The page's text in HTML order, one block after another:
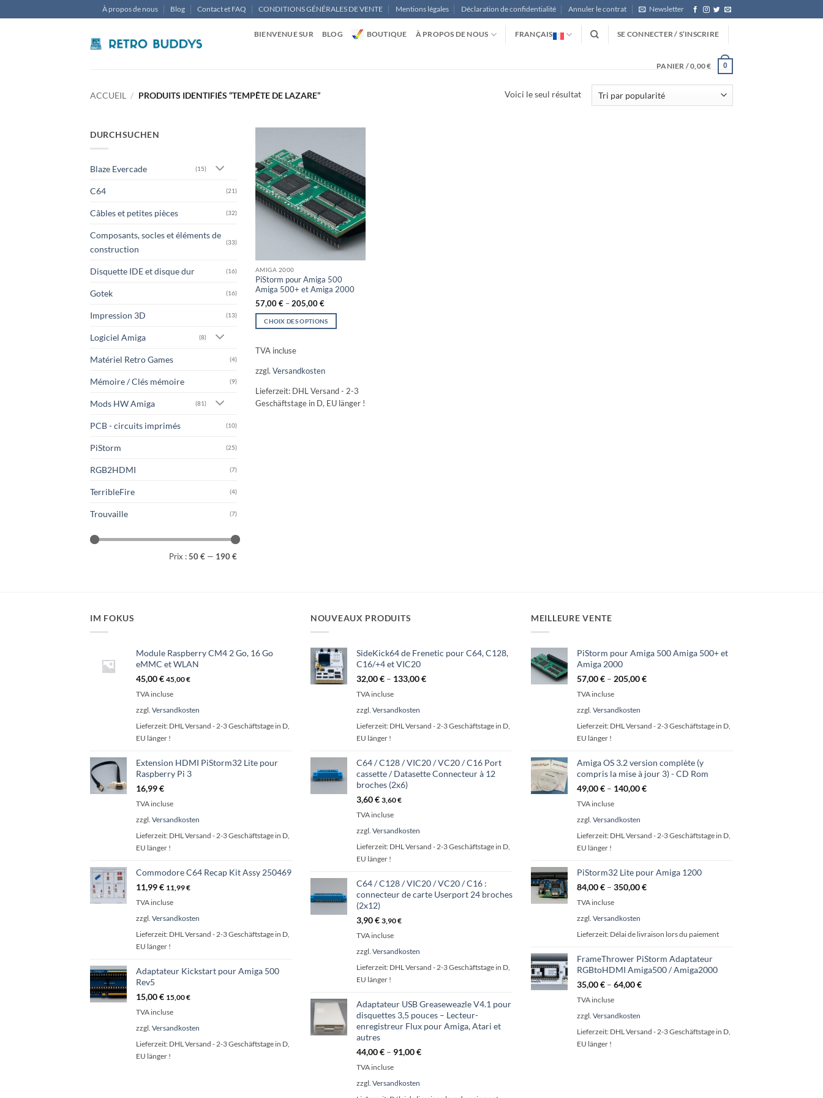
au
À propos de nous Blog Contact et FAQ CONDITIONS GÉNÉRALES DE VENTE Mentions légales Déclaration de confidentialité Annuler le contrat Newsletter
BIENVENUE SUR BLOG BOUTIQUE À PROPOS DE NOUS FRANÇAIS SE CONNECTER / S’INSCRIRE
PANIER /0,00€ 0
ACCUEIL / PRODUITS IDENTIFIÉS “TEMPÊTE DE LAZARE” Voici le seul résultat
DURCHSUCHEN
Blaze Evercade (15)
C64 (21)
Câbles et petites pièces (32)
Composants, socles et éléments de
construction
(33)
Disquette IDE et disque dur (16)
Gotek (16)
Impression 3D (13)
Logiciel Amiga (8)
Matériel Retro Games (4)
Mémoire / Clés mémoire (9)
Mods HW Amiga (81)
PCB - circuits imprimés (10)
PiStorm (25)
RGB2HDMI (7)
TerribleFire (4)
Trouvaille (7)
Prix : 50 € — 190 €
AMIGA 2000
PiStorm pour Amiga 500
Amiga 500+ et Amiga 2000
57,00€–205,00€
CHOIX DES OPTIONS
produit
plusieurs
Les
options
TVA incluse
zzgl. Versandkosten
Lieferzeit: DHL Versand - 2-3
Geschäftstage in D, EU länger !
IM FOKUS
Module Raspberry CM4 2 Go, 16 Go
eMMC et WLAN
45,00€ 45,00€
TVA incluse
zzgl. Versandkosten
Lieferzeit: DHL Versand - 2-3 Geschäftstage in D,
EU länger !
Extension HDMI PiStorm32 Lite pour
Raspberry Pi 3
16,99€
TVA incluse
zzgl. Versandkosten
Lieferzeit: DHL Versand - 2-3 Geschäftstage in D,
EU länger !
Commodore C64 Recap Kit Assy 250469
11,99€ 11,99€
TVA incluse
zzgl. Versandkosten
Lieferzeit: DHL Versand - 2-3 Geschäftstage in D,
EU länger !
Adaptateur Kickstart pour Amiga 500
Rev5
15,00€ 15,00€
TVA incluse
zzgl. Versandkosten
Lieferzeit: DHL Versand - 2-3 Geschäftstage in D,
EU länger !
NOUVEAUX PRODUITS
SideKick64 de Frenetic pour C64, C128,
C16/+4 et VIC20
32,00€ – 133,00€
TVA incluse
zzgl. Versandkosten
Lieferzeit: DHL Versand - 2-3 Geschäftstage in D,
EU länger !
C64 / C128 / VIC20 / VC20 / C16 Port
cassette / Datasette Connecteur à 12
broches (2x6)
3,60€ 3,60€
TVA incluse
zzgl. Versandkosten
Lieferzeit: DHL Versand - 2-3 Geschäftstage in D,
EU länger !
C64 / C128 / VIC20 / VC20 / C16 :
connecteur de carte Userport 24 broches
(2x12)
3,90€ 3,90€
TVA incluse
zzgl. Versandkosten
Lieferzeit: DHL Versand - 2-3 Geschäftstage in D,
EU länger !
Adaptateur USB Greaseweazle V4.1 pour
disquettes 3,5 pouces – Lecteur-
enregistreur Flux pour Amiga, Atari et
autres
44,00€ – 91,00€
TVA incluse
zzgl. Versandkosten
MEILLEURE VENTE
PiStorm pour Amiga 500 Amiga 500+ et
Amiga 2000
57,00€ – 205,00€
TVA incluse
zzgl. Versandkosten
Lieferzeit: DHL Versand - 2-3 Geschäftstage in D,
EU länger !
Amiga OS 3.2 version complète (y
compris la mise à jour 3) - CD Rom
49,00€ – 140,00€
TVA incluse
zzgl. Versandkosten
Lieferzeit: DHL Versand - 2-3 Geschäftstage in D,
EU länger !
PiStorm32 Lite pour Amiga 1200
84,00€ – 350,00€
TVA incluse
zzgl. Versandkosten
Lieferzeit: Délai de livraison lors du paiement
FrameThrower PiStorm Adaptateur
RGBtoHDMI Amiga500 / Amiga2000
35,00€ – 64,00€
TVA incluse
zzgl. Versandkosten
Lieferzeit: DHL Versand - 2-3 Geschäftstage in D,
EU länger !